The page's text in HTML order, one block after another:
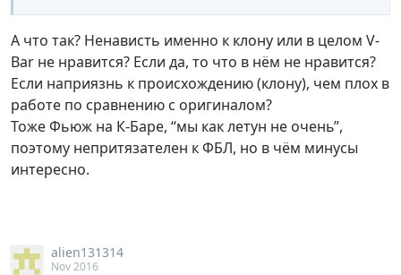
А что так? Ненависть именно к клону или в целом V-
Bar не нравится? Если да, то что в нём не нравится?
Если наприязнь к происхождению (клону), чем плох в
работе по сравнению с оригиналом?
Тоже Фьюж на К-Баре, “мы как летун не очень”,
поэтому непритязателен к ФБЛ, но в чём минусы
интересно.
alien131314
Nov 2016